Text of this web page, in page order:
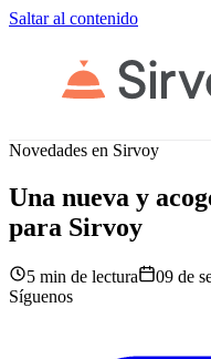
Saltar al contenido
Novedades en Sirvoy
Una nueva y
para Sirvoy
5 min de lectura
09 de
Síguenos